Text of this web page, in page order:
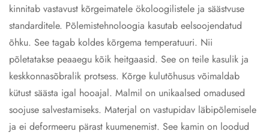
kinnitab vastavust kõrgeimatele ökoloogilistele ja säästvuse
standarditele. Põlemistehnoloogia kasutab eelsoojendatud
õhku. See tagab koldes kõrgema temperatuuri. Nii
põletatakse peaaegu kõik heitgaasid. See on teile kasulik ja
keskkonnasõbralik protsess. Kõrge kulutõhusus võimaldab
kütust säästa igal hooajal. Malmil on unikaalsed omadused
soojuse salvestamiseks. Materjal on vastupidav läbipõlemisele
ja ei deformeeru pärast kuumenemist. See kamin on loodud